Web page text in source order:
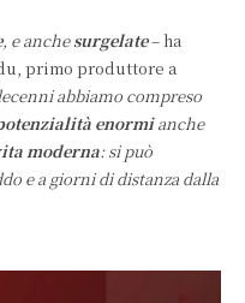
, e anchesurgelate– ha
primo produttore a
abbiamo compreso
enormianche
moderna: si può
e a giorni di distanza dalla